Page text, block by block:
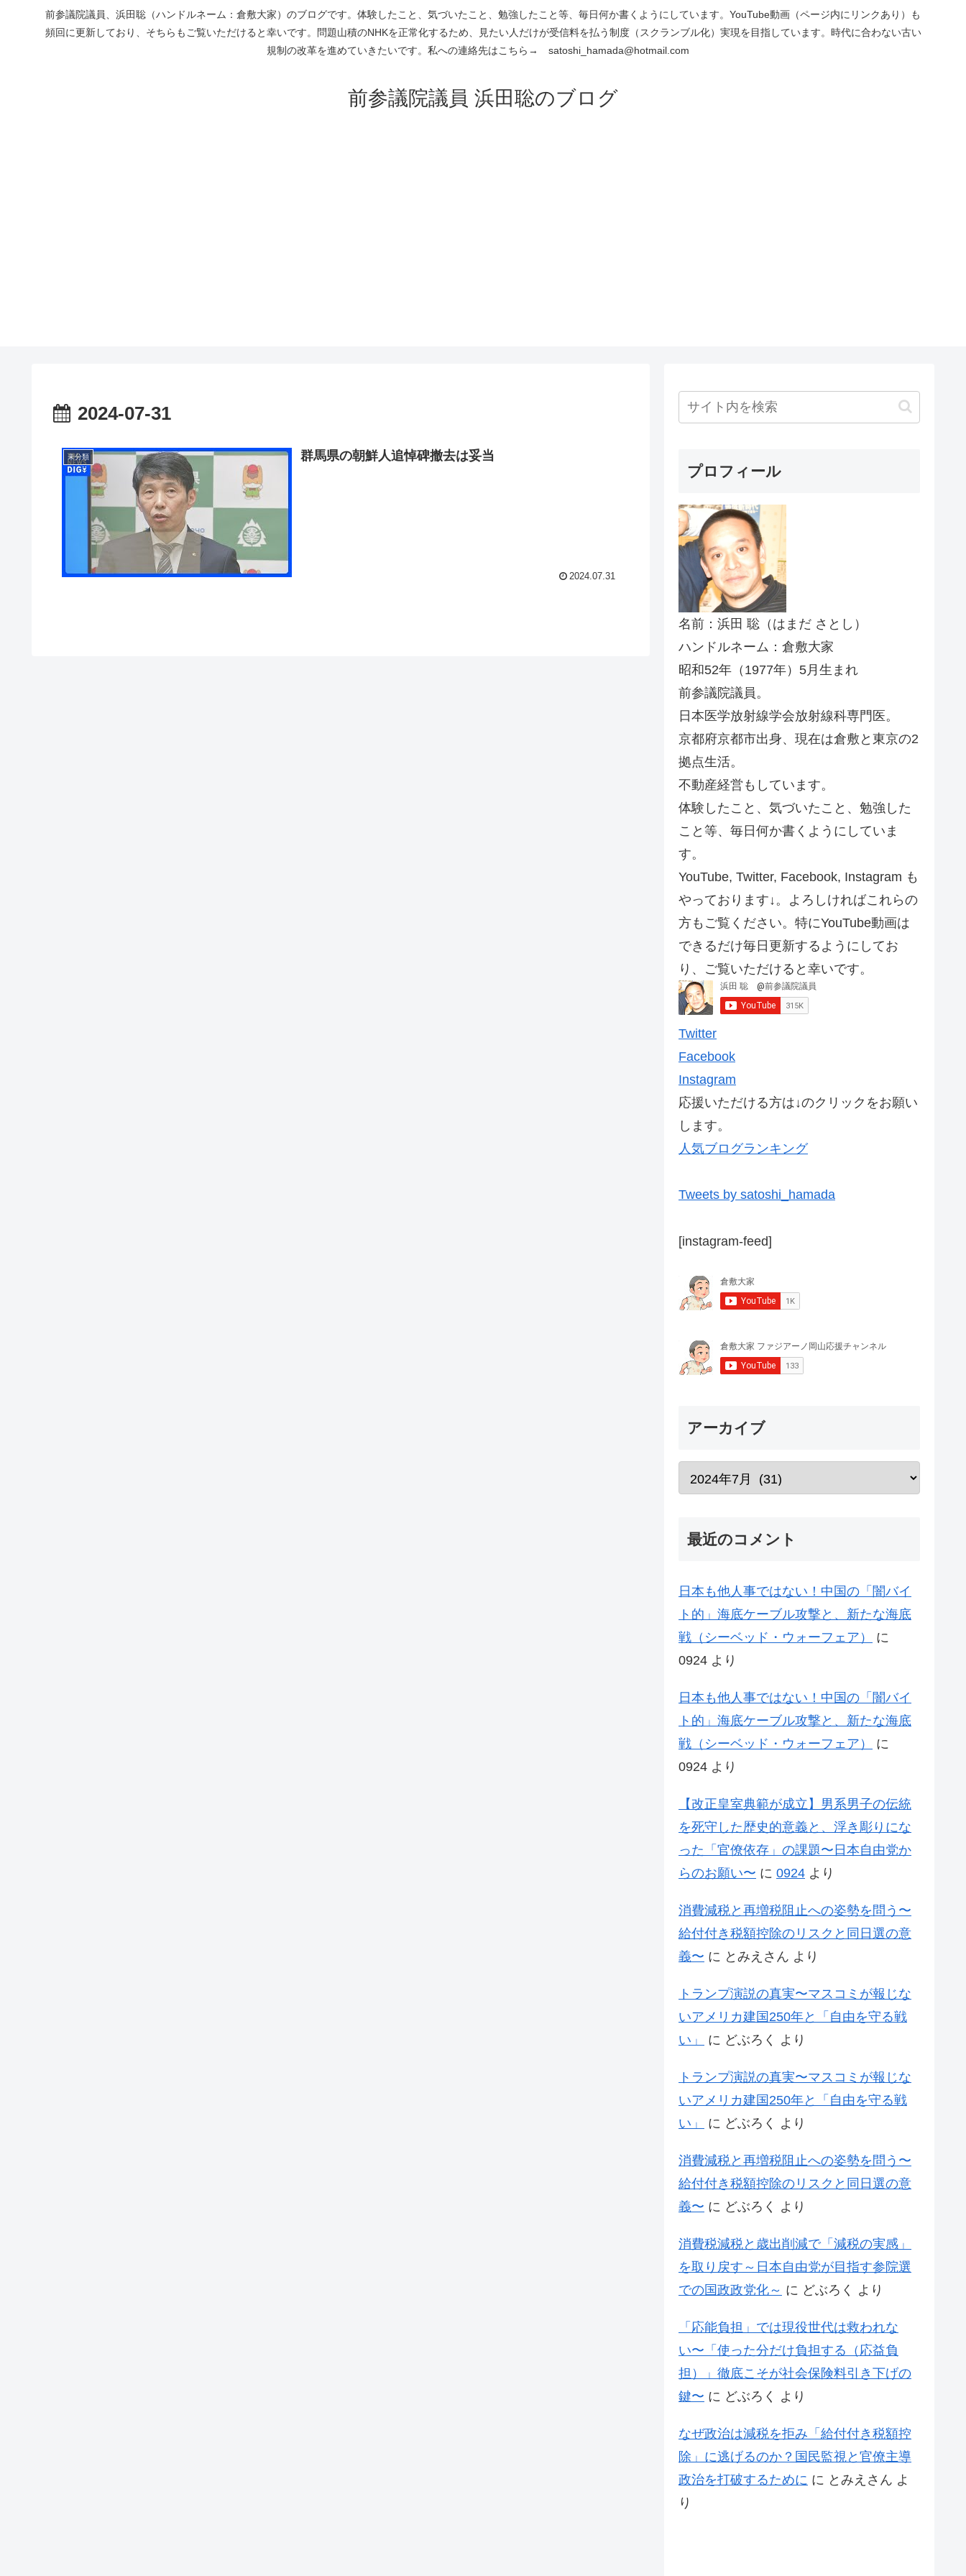
前参議院議員、浜田聡（ハンドルネーム：倉敷大家）のブログです。体験したこと、気づいたこと、勉強したこと等、毎日何か書くようにしています。YouTube動画（ページ内にリンクあり）も
頻回に更新しており、そちらもご覧いただけると幸いです。問題山積のNHKを正常化するため、見たい人だけが受信料を払う制度（スクランブル化）実現を目指しています。時代に合わない古い
規制の改革を進めていきたいです。私への連絡先はこちら→ satoshi_hamada@hotmail.com
前参議院議員 浜田聡のブログ
2024-07-31
未分類 群馬県の朝鮮人追悼碑撤去は妥当
2024.07.31
プロフィール
名前：浜田 聡（はまだ さとし）
ハンドルネーム：倉敷大家
昭和52年（1977年）5月生まれ
前参議院議員。
日本医学放射線学会放射線科専門医。
京都府京都市出身、現在は倉敷と東京の2
拠点生活。
不動産経営もしています。
体験したこと、気づいたこと、勉強した
こと等、毎日何か書くようにしていま
す。
YouTube, Twitter, Facebook, Instagram も
やっております↓。よろしければこれらの
方もご覧ください。特にYouTube動画は
できるだけ毎日更新するようにしてお
り、ご覧いただけると幸いです。
Twitter
Facebook
Instagram
応援いただける方は↓のクリックをお願い
します。
人気ブログランキング
Tweets by satoshi_hamada
[instagram-feed]
アーカイブ
最近のコメント
日本も他人事ではない！中国の「闇バイ
ト的」海底ケーブル攻撃と、新たな海底
戦（シーベッド・ウォーフェア）
に
0924 より
日本も他人事ではない！中国の「闇バイ
ト的」海底ケーブル攻撃と、新たな海底
戦（シーベッド・ウォーフェア）
に
0924 より
【改正皇室典範が成立】男系男子の伝統
を死守した歴史的意義と、浮き彫りにな
った「官僚依存」の課題〜日本自由党か
らのお願い〜 に 0924 より
消費減税と再増税阻止への姿勢を問う〜
給付付き税額控除のリスクと同日選の意
義〜 に とみえさん より
トランプ演説の真実〜マスコミが報じな
いアメリカ建国250年と「自由を守る戦
い」
に どぶろく より
トランプ演説の真実〜マスコミが報じな
いアメリカ建国250年と「自由を守る戦
い」
に どぶろく より
消費減税と再増税阻止への姿勢を問う〜
給付付き税額控除のリスクと同日選の意
義〜 に どぶろく より
消費税減税と歳出削減で「減税の実感」
を取り戻す～日本自由党が目指す参院選
での国政政党化～ に どぶろく より
「応能負担」では現役世代は救われな
い〜「使った分だけ負担する（応益負
担）」徹底こそが社会保険料引き下げの
鍵〜 に どぶろく より
なぜ政治は減税を拒み「給付付き税額控
除」に逃げるのか？国民監視と官僚主導
政治を打破するために に とみえさん よ
り